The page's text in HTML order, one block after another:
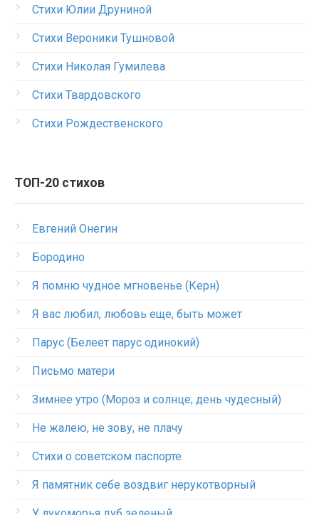
Стихи Юлии Друниной
Стихи Вероники Тушновой
Стихи Николая Гумилева
Стихи Твардовского
Стихи Рождественского
ТОП-20 стихов
Евгений Онегин
Бородино
Я помню чудное мгновенье (Керн)
Я вас любил, любовь еще, быть может
Парус (Белеет парус одинокий)
Письмо матери
Зимнее утро (Мороз и солнце; день чудесный)
Не жалею, не зову, не плачу
Стихи о советском паспорте
Я памятник себе воздвиг нерукотворный